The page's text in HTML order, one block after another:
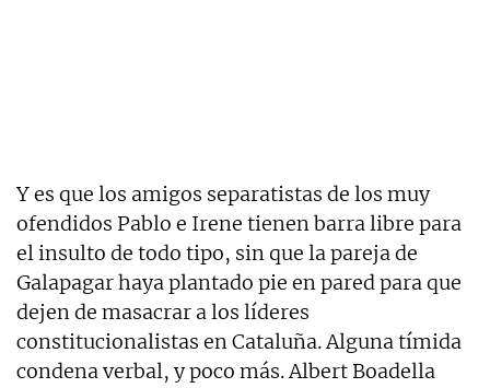
Y es que los amigos separatistas de los muy
ofendidos Pablo e Irene tienen barra libre para
el insulto de todo tipo, sin que la pareja de
Galapagar haya plantado pie en pared para que
dejen de masacrar a los líderes
constitucionalistas en Cataluña. Alguna tímida
condena verbal, y poco más. Albert Boadella